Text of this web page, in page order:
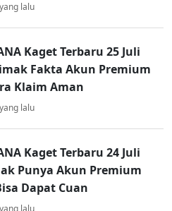
lalu
Kaget Terbaru 25 Juli
Fakta Akun Premium
Klaim Aman
lalu
Kaget Terbaru 24 Juli
Punya Akun Premium
Dapat Cuan